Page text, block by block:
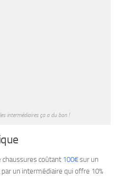
intermédiaires ça a du bon !
chaussures coûtant 100€sur un
un intermédiaire qui offre 10%